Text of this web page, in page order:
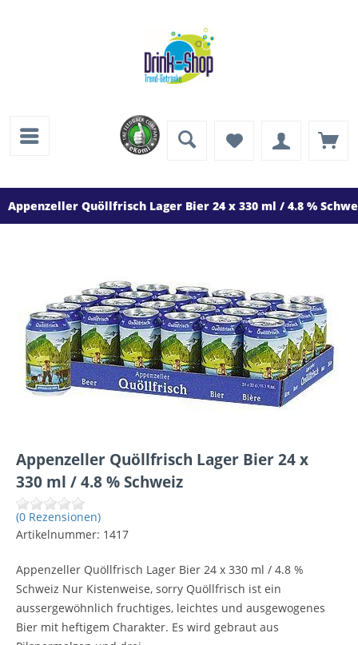
Appenzeller Quöllfrisch Lager Bier 24 x 330 ml / 4.8 %
Appenzeller Quöllfrisch Lager Bier 24 x
330 ml / 4.8 % Schweiz
(0 Rezensionen)
Artikelnummer: 1417
Appenzeller Quöllfrisch Lager Bier 24 x 330 ml / 4.8 %
Schweiz Nur Kistenweise, sorry Quöllfrisch ist ein
aussergewöhnlich fruchtiges, leichtes und ausgewogenes
Bier mit heftigem Charakter. Es wird gebraut aus